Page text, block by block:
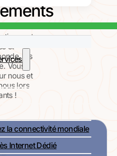
la connectivité mondiale
Internet Dédié
et
les
Vous
nous et
lors
!